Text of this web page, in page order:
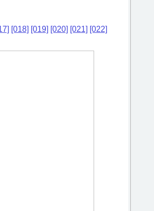
[018] [019] [020] [021] [022]